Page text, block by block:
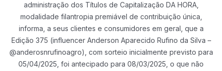
administração dos Títulos de Capitalização DA HORA,
modalidade filantropia premiável de contribuição única,
informa, a seus clientes e consumidores em geral, que a
Edição 375 (influencerAnderson Aparecido Rufino da Silva –
@anderosnrufinoagro), com sorteio inicialmente previsto para
05/04/2025, foi antecipado para 08/03/2025, o que não